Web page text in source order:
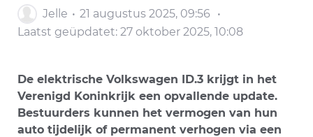
Jelle
21 augustus 2025, 09:56
Laatst geüpdatet: 27 oktober 2025, 10:08
De elektrische Volkswagen ID.3 krijgt in het
Verenigd Koninkrijk een opvallende update.
Bestuurders kunnen het vermogen van hun
auto tijdelijk of permanent verhogen via een